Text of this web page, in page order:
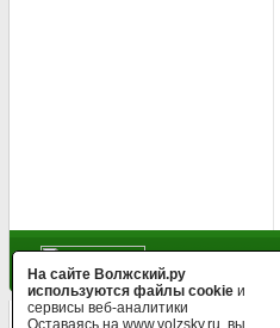
На сайте Волжский.ру
используются файлы cookie и
сервисы веб-аналитики
Оставаясь на www.volzsky.ru, вы